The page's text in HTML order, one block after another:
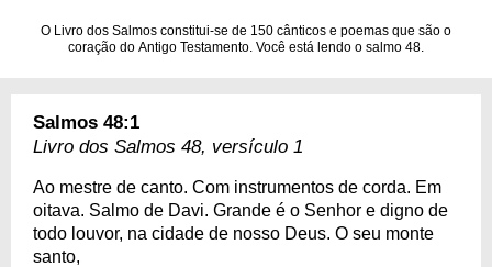
O Livro dos Salmos constitui-se de 150 cânticos e poemas que são o
coração do Antigo Testamento. Você está lendo o salmo 48.
Salmos 48:1
Livro dos Salmos 48, versículo 1
Ao mestre de canto. Com instrumentos de corda. Em
oitava. Salmo de Davi. Grande é o Senhor e digno de
todo louvor, na cidade de nosso Deus. O seu monte
santo,